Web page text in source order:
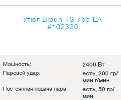
Утюг Braun TS 755 EA
#102320
Мощность: 2400 Вт
Паровой удар:
есть, 200 гр/
мин г/мин
Постоянная подача пара:
есть, 50 гр/
мин